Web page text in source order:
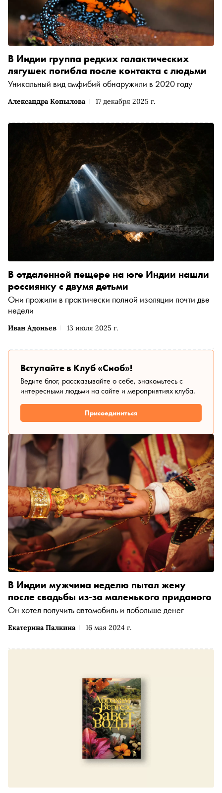
Александра Копылова 17 декабря 2025 г.
В Индии группа редких галактических
лягушек погибла после контакта с людьми
Уникальный вид амфибий обнаружили в 2020 году
Иван Адоньев 13 июля 2025 г.
В отдаленной пещере на юге Индии нашли
россиянку с двумя детьми
Они прожили в практически полной изоляции почти две
недели
Вступайте в Клуб «Сноб»!
Ведите блог, рассказывайте о себе, знакомьтесь с
интересными людьми на сайте и мероприятиях клуба.
Присоединиться
Екатерина Палкина 16 мая 2024 г.
В Индии мужчина неделю пытал жену
после свадьбы из-за маленького приданого
Он хотел получить автомобиль и побольше денег